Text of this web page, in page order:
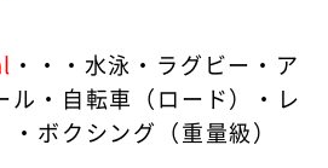
・・・水泳・ラグビー・ア
ル・自転車（ロード）・レ
・ボクシング（重量級）